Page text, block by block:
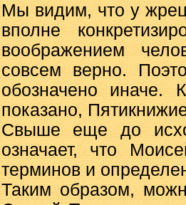
Мы видим, что у
вполне
воображением
совсем верно.
обозначено иначе.
показано,
Свыше еще до
означает, что
терминов и
Таким образом,